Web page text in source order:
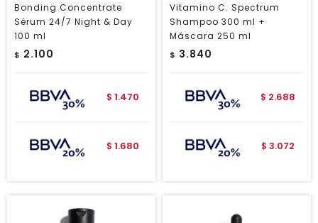
Bonding Concentrate
Sérum 24/7 Night & Day
100 ml
$ 2.100
$ 1.470
$ 1.680
Vitamino C. Spectrum
Shampoo 300 ml +
Máscara 250 ml
$ 3.840
$ 2.688
$ 3.072